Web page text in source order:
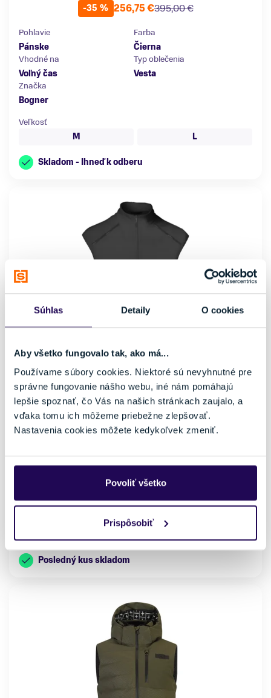
Súhlas Detaily O cookies
Aby všetko fungovalo tak, ako má...
Používame súbory cookies. Niektoré sú nevyhnutné pre
správne fungovanie nášho webu, iné nám pomáhajú
lepšie spoznať, čo Vás na našich stránkach zaujalo, a
vďaka tomu ich môžeme priebežne zlepšovať.
Nastavenia cookies môžete kedykoľvek zmeniť.
Povoliť všetko
Prispôsobiť
-35 %
395,00 €
256,75 €
Pohlavie
Pánske
Farba
Čierna
Vhodné na
Voľný čas
Typ oblečenia
Vesta
Značka
Bogner
Veľkosť
M
L
Skladom - Ihneď k odberu
Vesta Stöckli Technostretch Gilet Black
-35 %
159,00 €
103,35 €
Pohlavie
Farba
Vhodné na
Typ oblečenia
Stöckli
Posledný kus skladom